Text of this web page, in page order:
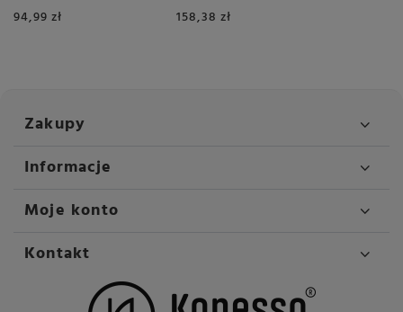
94,99 zł 158,38 zł
Zakupy
Informacje
Moje konto
Kontakt